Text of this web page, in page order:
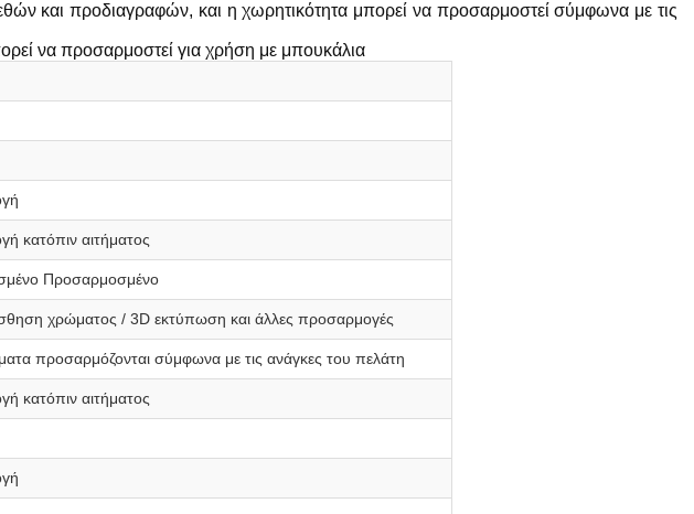
και προδιαγραφών, και η χωρητικότητα μπορεί να προσαρμοστεί σύμφωνα με τις
να προσαρμοστεί για χρήση με μπουκάλια
κατόπιν αιτήματος
Προσαρμοσμένο
χρώματος / 3D εκτύπωση και άλλες προσαρμογές
προσαρμόζονται σύμφωνα με τις ανάγκες του πελάτη
κατόπιν αιτήματος